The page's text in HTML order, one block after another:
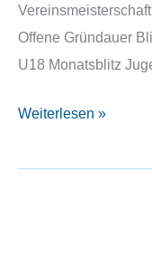
Offene Gründauer
U18 Monatsblitz
Ehrungen
der
Weiterlesen »